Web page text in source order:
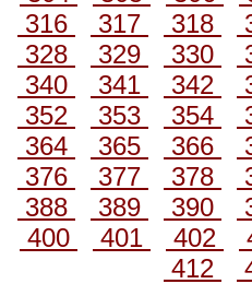
316
317 318
328
329 330
340
341 342
352
353 354
364
365 366
376
377 378
388
389 390
400
401 402
412